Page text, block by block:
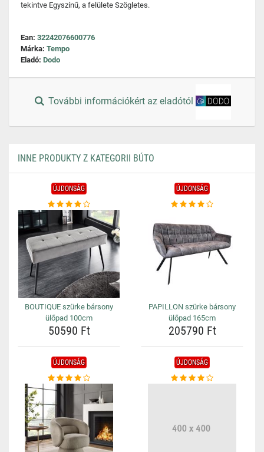
tekintve Egyszínű, a felülete Szögletes.
Ean: 32242076600776
Márka: Tempo
Eladó: Dodo
További információkért az eladótól
INNE PRODUKTY Z KATEGORII BÚTO
ÚJDONSÁG
BOUTIQUE szürke bársony
ülőpad 100cm
50590 Ft
ÚJDONSÁG
PAPILLON szürke bársony
ülőpad 165cm
205790 Ft
ÚJDONSÁG ÚJDONSÁG